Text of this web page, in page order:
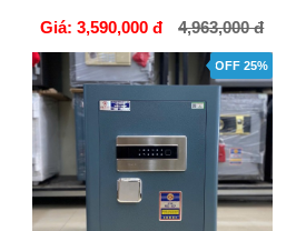
Giá: 3,590,000 đ 4,963,000 đ
GIỎ HÀNG
OFF 25%